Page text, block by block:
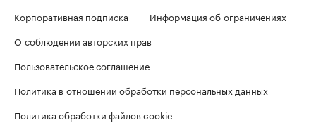
Корпоративная подписка
Информация об ограничениях
О соблюдении авторских прав
Пользовательское соглашение
Политика в отношении обработки персональных данных
Политика обработки файлов cookie